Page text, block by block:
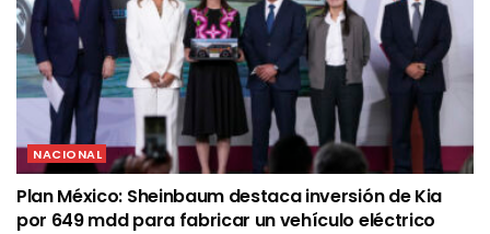
NACIONAL
Plan México: Sheinbaum destaca inversión de Kia
por 649 mdd para fabricar un vehículo eléctrico